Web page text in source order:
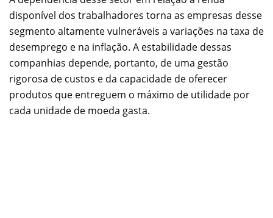
disponível dos trabalhadores torna as empresas desse
segmento altamente vulneráveis a variações na taxa de
desemprego e na inflação. A estabilidade dessas
companhias depende, portanto, de uma gestão
rigorosa de custos e da capacidade de oferecer
produtos que entreguem o máximo de utilidade por
cada unidade de moeda gasta.